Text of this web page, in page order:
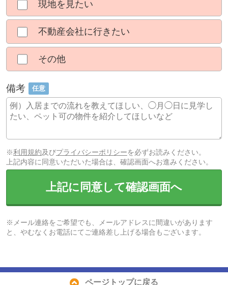
現地を見たい
不動産会社に行きたい
その他
備考 任意
※利用規約及びプライバシーポリシーを必ずお読みください。
上記内容に同意いただいた場合は、確認画面へお進みください。
上記に同意して確認画面へ
※メール連絡をご希望でも、メールアドレスに間違いがあります
と、やむなくお電話にてご連絡差し上げる場合もございます。
ページトップに戻る